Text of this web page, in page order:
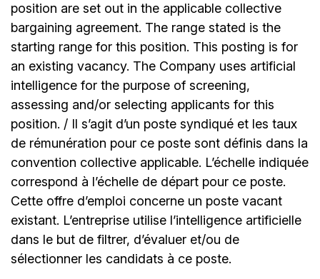
position are set out in the applicable collective
bargaining agreement. The range stated is the
starting range for this position. This posting is for
an existing vacancy. The Company uses artificial
intelligence for the purpose of screening,
assessing and/or selecting applicants for this
position. / Il s’agit d’un poste syndiqué et les taux
de rémunération pour ce poste sont définis dans la
convention collective applicable. L’échelle indiquée
correspond à l’échelle de départ pour ce poste.
Cette offre d’emploi concerne un poste vacant
existant. L’entreprise utilise l’intelligence artificielle
dans le but de filtrer, d’évaluer et/ou de
sélectionner les candidats à ce poste.